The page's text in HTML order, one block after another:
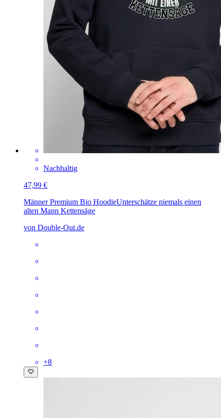
Nachhaltig
47,99 €
Männer Premium Bio HoodieUnterschätze niemals einen
alten Mann Kettensäge
von Double-Out.de
+8